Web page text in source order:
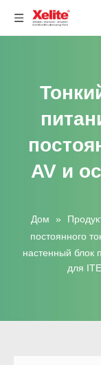
AV и
Дом »
постоянного
настенный блок
для